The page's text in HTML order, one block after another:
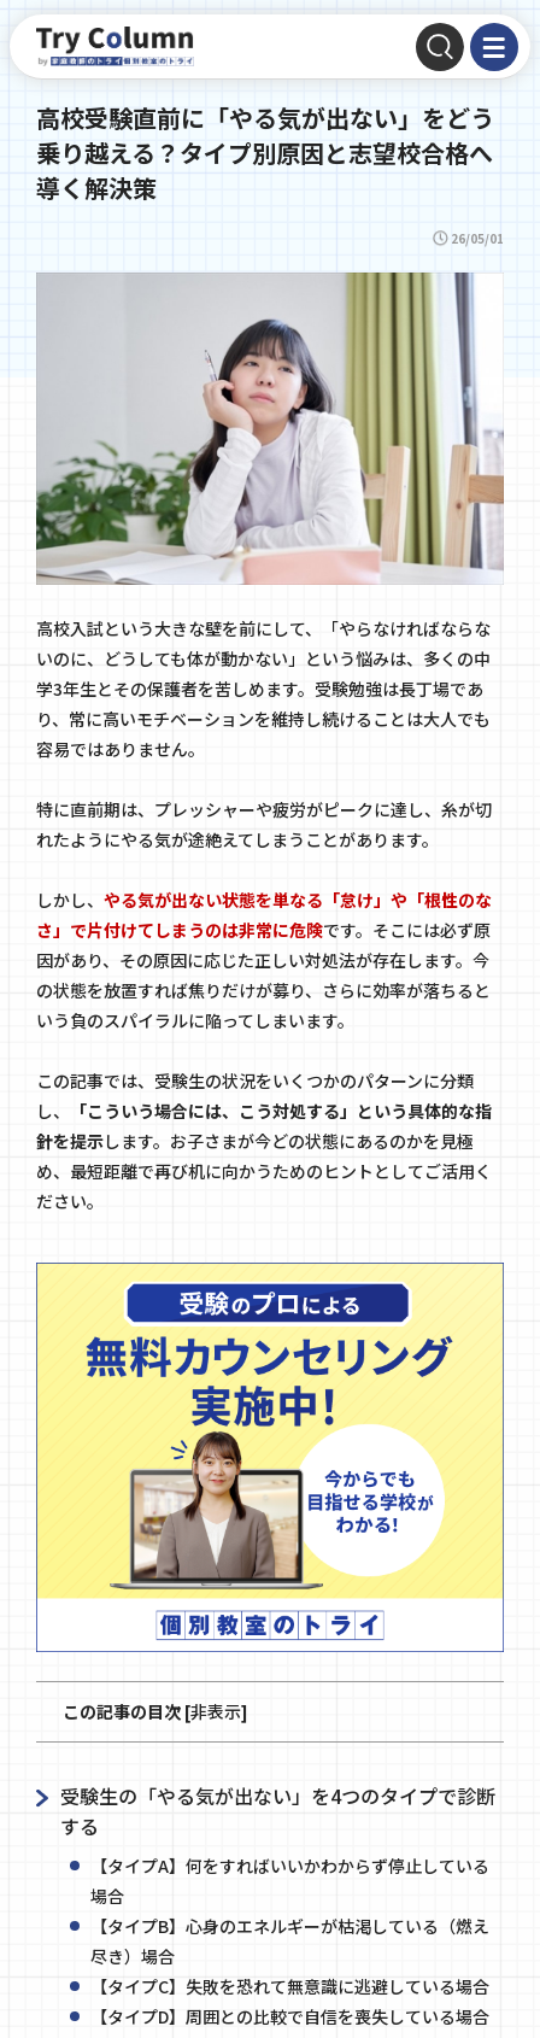
高校受験直前に「やる気が出ない」をどう
乗り越える？タイプ別原因と志望校合格へ
導く解決策
26/05/01
高校入試という大きな壁を前にして、「やらなければならな
いのに、どうしても体が動かない」という悩みは、多くの中
学3年生とその保護者を苦しめます。受験勉強は長丁場であ
り、常に高いモチベーションを維持し続けることは大人でも
容易ではありません。
特に直前期は、プレッシャーや疲労がピークに達し、糸が切
れたようにやる気が途絶えてしまうことがあります。
しかし、 やる気が出ない状態を単なる「怠け」や「根性のな
さ」で片付けてしまうのは非常に危険です。そこには必ず原
因があり、その原因に応じた正しい対処法が存在します。今
の状態を放置すれば焦りだけが募り、さらに効率が落ちると
いう負のスパイラルに陥ってしまいます。
この記事では、受験生の状況をいくつかのパターンに分類
し、
「こういう場合には、こう対処する」という具体的な指
針を提示します。お子さまが今どの状態にあるのかを見極
め、最短距離で再び机に向かうためのヒントとしてご活用く
ださい。
この記事の目次 [非表示]
受験生の「やる気が出ない」を4つのタイプで診断
する
【タイプA】何をすればいいかわからず停止している
場合
【タイプB】心身のエネルギーが枯渇している（燃え
尽き）場合
【タイプC】失敗を恐れて無意識に逃避している場合
【タイプD】周囲との比較で自信を喪失している場合